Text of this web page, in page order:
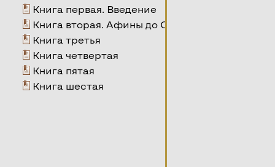
Книга первая. Введение
Книга вторая. Афины до Солона
Книга третья
Книга четвертая
Книга пятая
Книга шестая